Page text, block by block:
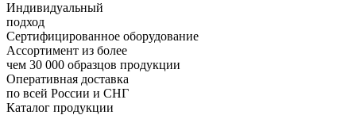
Индивидуальный
подход
Сертифицированное оборудование
Ассортимент из более
чем 30 000 образцов продукции
Оперативная доставка
по всей России и СНГ
Каталог продукции